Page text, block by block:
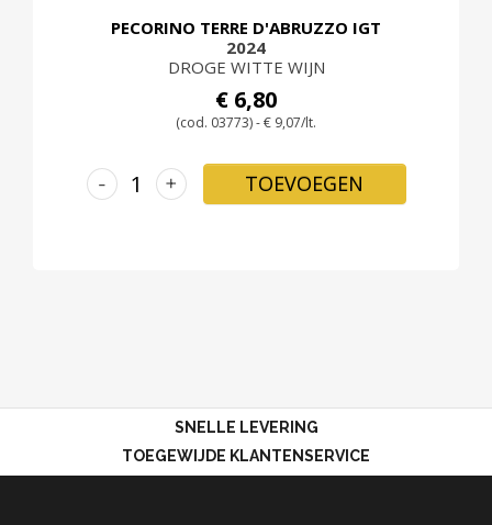
PECORINO TERRE D'ABRUZZO IGT
2024
DROGE WITTE WIJN
€ 6,80
(cod. 03773) - € 9,07/lt.
+
- TOEVOEGEN
SNELLE LEVERING
TOEGEWIJDE KLANTENSERVICE